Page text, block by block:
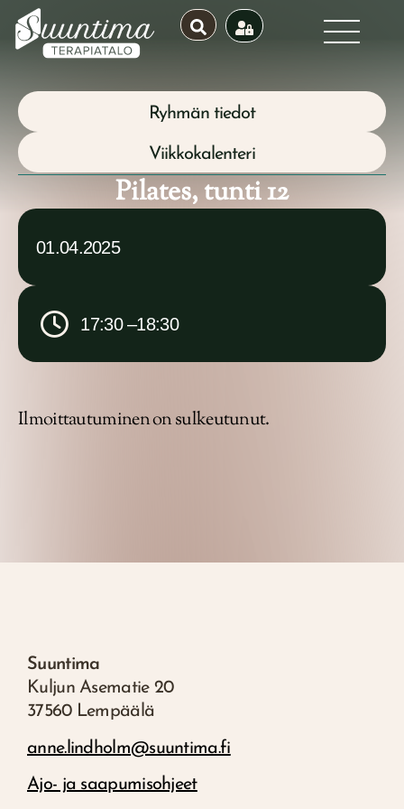
Ryhmän tiedot
Viikkokalenteri
Pilates, tunti 12
01.04.2025
17:30 –18:30
Ilmoittautuminen on sulkeutunut.
Suuntima
Kuljun Asematie 20
37560 Lempäälä
anne.lindholm@suuntima.fi
Ajo- ja saapumisohjeet